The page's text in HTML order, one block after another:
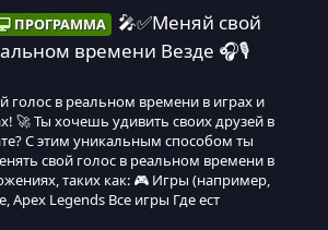
ПРОГРАММА
🎤✅Меняй свой
времени Везде 🎧🎙️
голос в реальном времени в играх и
🚀 Ты хочешь удивить своих друзей в
С этим уникальным способом ты
свой голос в реальном времени в
таких как: 🎮 Игры (например,
Apex Legends Все игры Где ест